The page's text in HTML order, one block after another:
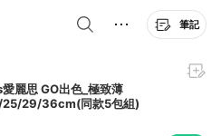
筆記
麗思 GO出色_極致薄
29/36cm(同款5包組)